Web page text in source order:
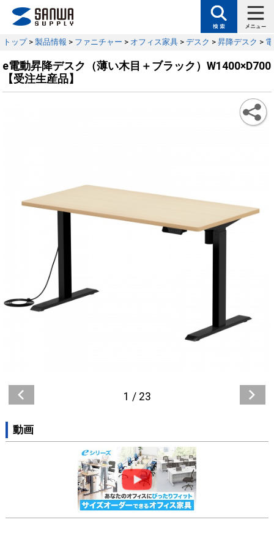
トップ> 製品情報 > ファニチャー > オフィス家具 > デスク > 昇降デスク >
e電動昇降デスク（薄い木目＋ブラック）W1400×D700
【受注生産品】
1 / 23
動画